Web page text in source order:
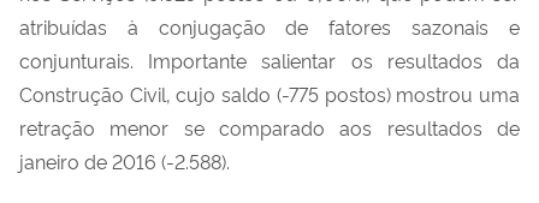
atribuídas à conjugação de fatores sazonais e
conjunturais. Importante salientar os resultados da
Construção Civil, cujo saldo (-775 postos) mostrou uma
retração menor se comparado aos resultados de
janeiro de 2016 (-2.588).